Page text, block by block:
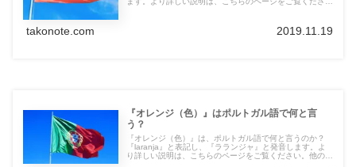
takonote.com 2019.11.19
『オレンジ（色）』はポルトガル語で何と言
う？
『オレンジ（色）』は、ポルトガル語で何と言うのか？
『laranja』と表記し、『ラランジャ』と発音します。よ
り詳しい説明は、こちらのページをご覧ください。他の言